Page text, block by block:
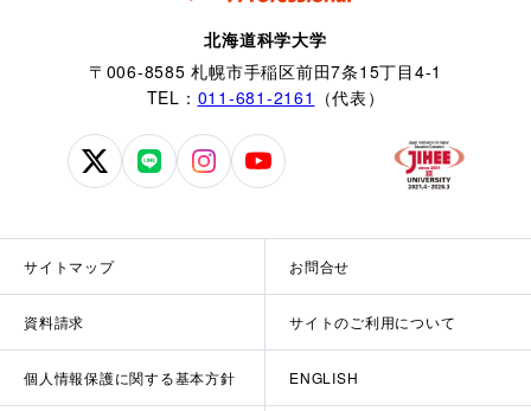
北海道科学大学
〒006-8585 札幌市手稲区前田7条15丁目4-1
TEL： 011-681-2161 （代表）
北
科
学
公
式
北
学
公
式
北
学
公
式
北
学
式
サイトマップ お問合せ
資料請求 サイトのご利用について
個人情報保護に関する基本方針 ENGLISH